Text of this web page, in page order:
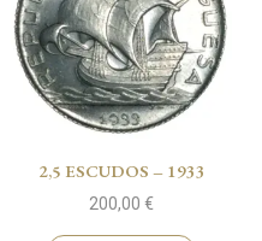
2,5 ESCUDOS – 1933
200,00 €